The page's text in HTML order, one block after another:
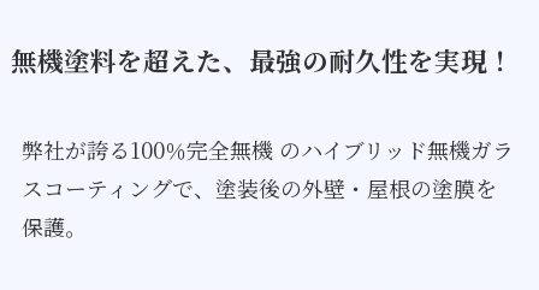
無機塗料を超えた、最強の耐久性を実現！
弊社が誇る100％完全無機 のハイブリッド無機ガラ
スコーティングで、塗装後の外壁・屋根の塗膜を
保護。